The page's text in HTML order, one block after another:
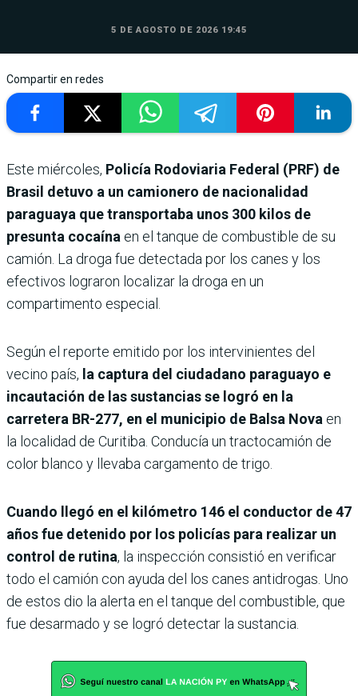
5 DE AGOSTO DE 2026 19:45
Compartir en redes
Este miércoles, Policía Rodoviaria Federal (PRF) de
Brasil detuvo a un camionero de nacionalidad
paraguaya que transportaba unos 300 kilos de
presunta cocaína en el tanque de combustible de su
camión. La droga fue detectada por los canes y los
efectivos lograron localizar la droga en un
compartimento especial.
Según el reporte emitido por los intervinientes del
vecino país, la captura del ciudadano paraguayo e
incautación de las sustancias se logró en la
carretera BR-277, en el municipio de Balsa Nova en
la localidad de Curitiba. Conducía un tractocamión de
color blanco y llevaba cargamento de trigo.
Cuando llegó en el kilómetro 146 el conductor de 47
años fue detenido por los policías para realizar un
control de rutina, la inspección consistió en verificar
todo el camión con ayuda del los canes antidrogas. Uno
de estos dio la alerta en el tanque del combustible, que
fue desarmado y se logró detectar la sustancia.